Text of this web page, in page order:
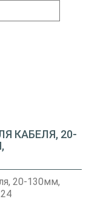
КАБЕЛЯ, 20-
20-130мм,